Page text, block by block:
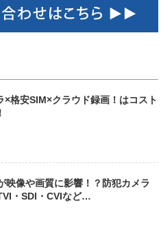
×格安SIM×クラウド録画！はコスト
映像や画質に影響！？防犯カメラ
・SDI・CVIなど…